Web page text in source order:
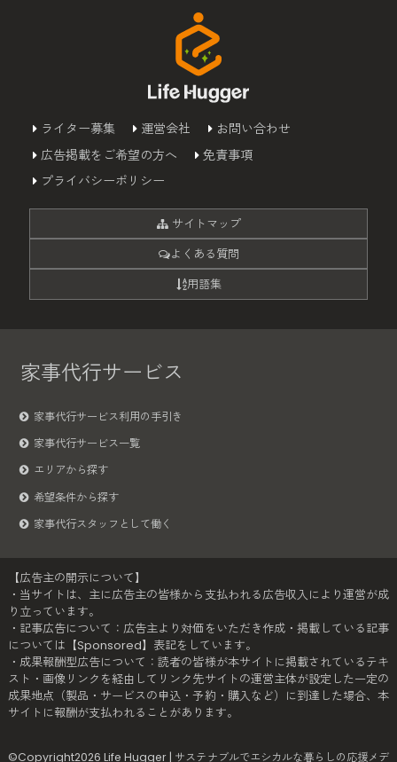
ライター募集 運営会社
お問い合わせ
広告掲載をご希望の方へ
免責事項
プライバシーポリシー
サイトマップ
よくある質問
用語集
家事代行サービス
家事代行サービス利用の手引き
家事代行サービス一覧
エリアから探す
希望条件から探す
家事代行スタッフとして働く
【広告主の開示について】
・当サイトは、主に広告主の皆様から支払われる広告収入により運営が成
り立っています。
・記事広告について：広告主より対価をいただき作成・掲載している記事
については【Sponsored】表記をしています。
・成果報酬型広告について：読者の皆様が本サイトに掲載されているテキ
スト・画像リンクを経由してリンク先サイトの運営主体が設定した一定の
成果地点（製品・サービスの申込・予約・購入など）に到達した場合、本
サイトに報酬が支払われることがあります。
©Copyright2026Life Hugger | サステナブルでエシカルな暮らしの応援メデ